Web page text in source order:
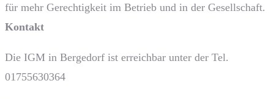
für mehr Gerechtigkeit im Betrieb und in der Gesellschaft.
Kontakt
Die IGM in Bergedorf ist erreichbar unter der Tel.
01755630364